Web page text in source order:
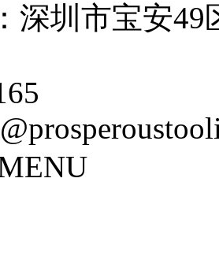
深圳市宝安